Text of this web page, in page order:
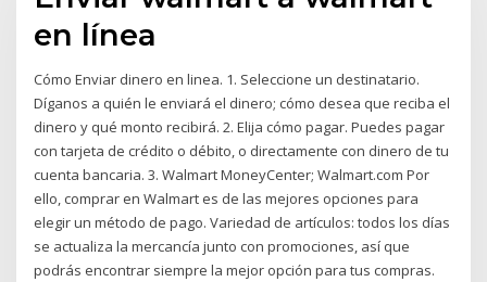
en línea
Cómo Enviar dinero en linea. 1. Seleccione un destinatario.
Díganos a quién le enviará el dinero; cómo desea que reciba el
dinero y qué monto recibirá. 2. Elija cómo pagar. Puedes pagar
con tarjeta de crédito o débito, o directamente con dinero de tu
cuenta bancaria. 3. Walmart MoneyCenter; Walmart.com Por
ello, comprar en Walmart es de las mejores opciones para
elegir un método de pago. Variedad de artículos: todos los días
se actualiza la mercancía junto con promociones, así que
podrás encontrar siempre la mejor opción para tus compras.